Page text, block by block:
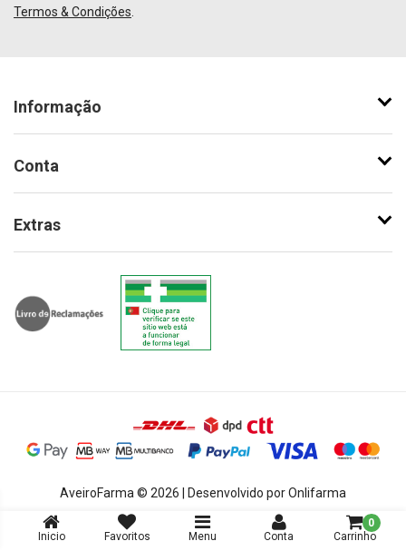
Inicio Favoritos Menu Conta Carrinho
0
Termos & Condições
Informação
Conta
Extras
AveiroFarma © 2026 | Desenvolvido por Onlifarma